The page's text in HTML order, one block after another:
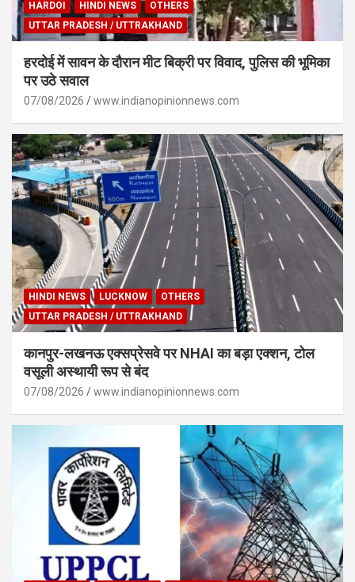
HARDOI HINDI NEWS
OTHERS
UTTAR PRADESH / UTTRAKHAND
हरदोई में सावन के दौरान मीट बिक्री पर विवाद, पुलिस की भूमिका
पर उठे सवाल
07/08/2026 www.indianopinionnews.com
HINDI NEWS LUCKNOW
OTHERS
UTTAR PRADESH / UTTRAKHAND
कानपुर-लखनऊ एक्सप्रेसवे पर NHAI का बड़ा एक्शन, टोल
वसूली अस्थायी रूप से बंद
07/08/2026 www.indianopinionnews.com